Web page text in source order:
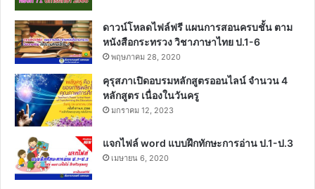
ดาวน์โหลดไฟล์ฟรี แผนการสอนครบชั้น ตาม
หนังสือกระทรวง วิชาภาษาไทย ป.1-6
พฤษภาคม 28, 2020
คุรุสภาเปิดอบรมหลักสูตรออนไลน์ จำนวน 4
หลักสูตร เนื่องในวันครู
มกราคม 12, 2023
แจกไฟล์ word แบบฝึกทักษะการอ่าน ป.1-ป.3
เมษายน 6, 2020